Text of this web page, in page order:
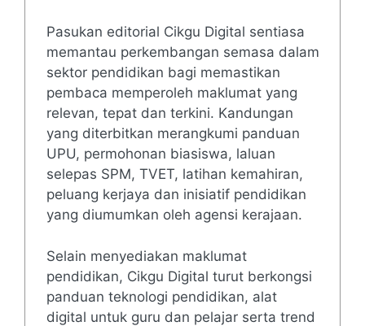
Pasukan editorial Cikgu Digital sentiasa
memantau perkembangan semasa dalam
sektor pendidikan bagi memastikan
pembaca memperoleh maklumat yang
relevan, tepat dan terkini. Kandungan
yang diterbitkan merangkumi panduan
UPU, permohonan biasiswa, laluan
selepas SPM, TVET, latihan kemahiran,
peluang kerjaya dan inisiatif pendidikan
yang diumumkan oleh agensi kerajaan.
Selain menyediakan maklumat
pendidikan, Cikgu Digital turut berkongsi
panduan teknologi pendidikan, alat
digital untuk guru dan pelajar serta trend